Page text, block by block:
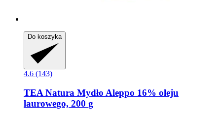
Do koszyka
4.6 (143)
TEA Natura Mydło Aleppo 16% oleju
laurowego, 200 g